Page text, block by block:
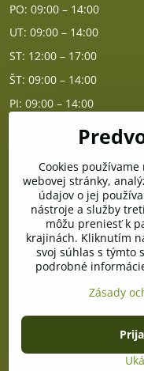
PO: 09:00 – 14:00
UT: 09:00 – 14:00
ST: 12:00 – 17:00
ŠT: 09:00 – 14:00
PI: 09:00 – 14:00
PO - PIA od 10:00 do
Telefón poradňa:
+421 903 996 513
E-mail:
©
Predvoľby súkromia
Cookies
webovej stránky,
údajov o jej
nástroje a služby
môžu preniesť k
krajinách. Kliknutím
svoj súhlas s týmto
podrobné
Zásady